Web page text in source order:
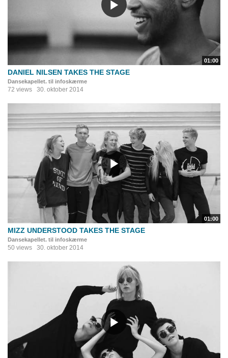
01:00
DANIEL NILSEN TAKES THE STAGE
Dansekapellet. til infoskærme
72 views 30. oktober 2014
01:00
MIZZ UNDERSTOOD TAKES THE STAGE
Dansekapellet. til infoskærme
50 views 30. oktober 2014